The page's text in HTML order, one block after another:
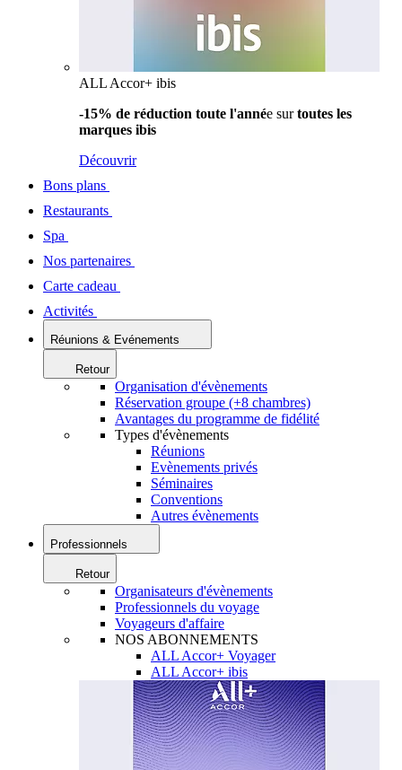
ALL Accor+ ibis
-15% de réduction toute l'année surtoutes les
marques ibis
Découvrir
Bons plans
Restaurants
Spa
Nos partenaires
Carte cadeau
Activités
Réunions & Evénements
Retour
Organisation d'évènements
Réservation groupe (+8 chambres)
Avantages du programme de fidélité
Types d'évènements
Réunions
Evènements privés
Séminaires
Conventions
Autres évènements
Professionnels
Retour
Organisateurs d'évènements
Professionnels du voyage
Voyageurs d'affaire
NOS ABONNEMENTS
ALL Accor+ Voyager
ALL Accor+ ibis